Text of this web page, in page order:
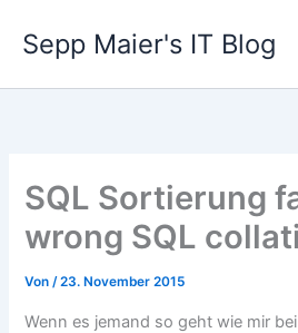
Inhalt
springen
Sepp Maier's IT Blog
SQL Sortierung
wrong SQL
Von/23. November 2015
Wenn es jemand so geht wie mir